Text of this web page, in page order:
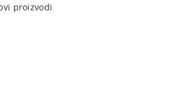
proizvodi